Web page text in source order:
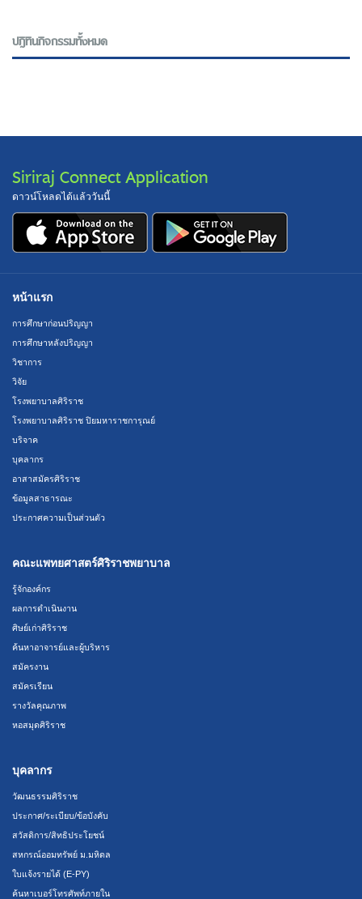
ปฎิทินกิจกรรมทั้งหมด
Siriraj Connect Application
ดาวน์โหลดได้แล้ววันนี้
หน้าแรก
การศึกษาก่อนปริญญา
การศึกษาหลังปริญญา
วิชาการ
วิจัย
โรงพยาบาลศิริราช
โรงพยาบาลศิริราช ปิยมหาราชการุณย์
บริจาค
บุคลากร
อาสาสมัครศิริราช
ข้อมูลสาธารณะ
ประกาศความเป็นส่วนตัว
คณะแพทยศาสตร์ศิริราชพยาบาล
รู้จักองค์กร
ผลการดำเนินงาน
ศิษย์เก่าศิริราช
ค้นหาอาจารย์และผู้บริหาร
สมัครงาน
สมัครเรียน
รางวัลคุณภาพ
หอสมุดศิริราช
บุคลากร
วัฒนธรรมศิริราช
ประกาศ/ระเบียบ/ข้อบังคับ
สวัสดิการ/สิทธิประโยชน์
สหกรณ์ออมทรัพย์ ม.มหิดล
ใบแจ้งรายได้ (E-PY)
ค้นหาเบอร์โทรศัพท์ภายใน